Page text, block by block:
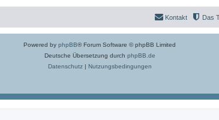
Das
Kontakt
Powered by phpBB® Forum Software © phpBB Limited
Deutsche Übersetzung durch phpBB.de
Datenschutz| Nutzungsbedingungen